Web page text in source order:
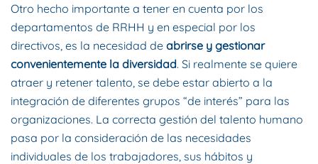
Otro hecho importante a tener en cuenta por los
departamentos de RRHH y en especial por los
directivos, es la necesidad de abrirse y gestionar
convenientemente la diversidad. Si realmente se quiere
atraer y retener talento, se debe estar abierto a la
integración de diferentes grupos “de interés” para las
organizaciones. La correcta gestión del talento humano
pasa por la consideración de las necesidades
individuales de los trabajadores, sus hábitos y